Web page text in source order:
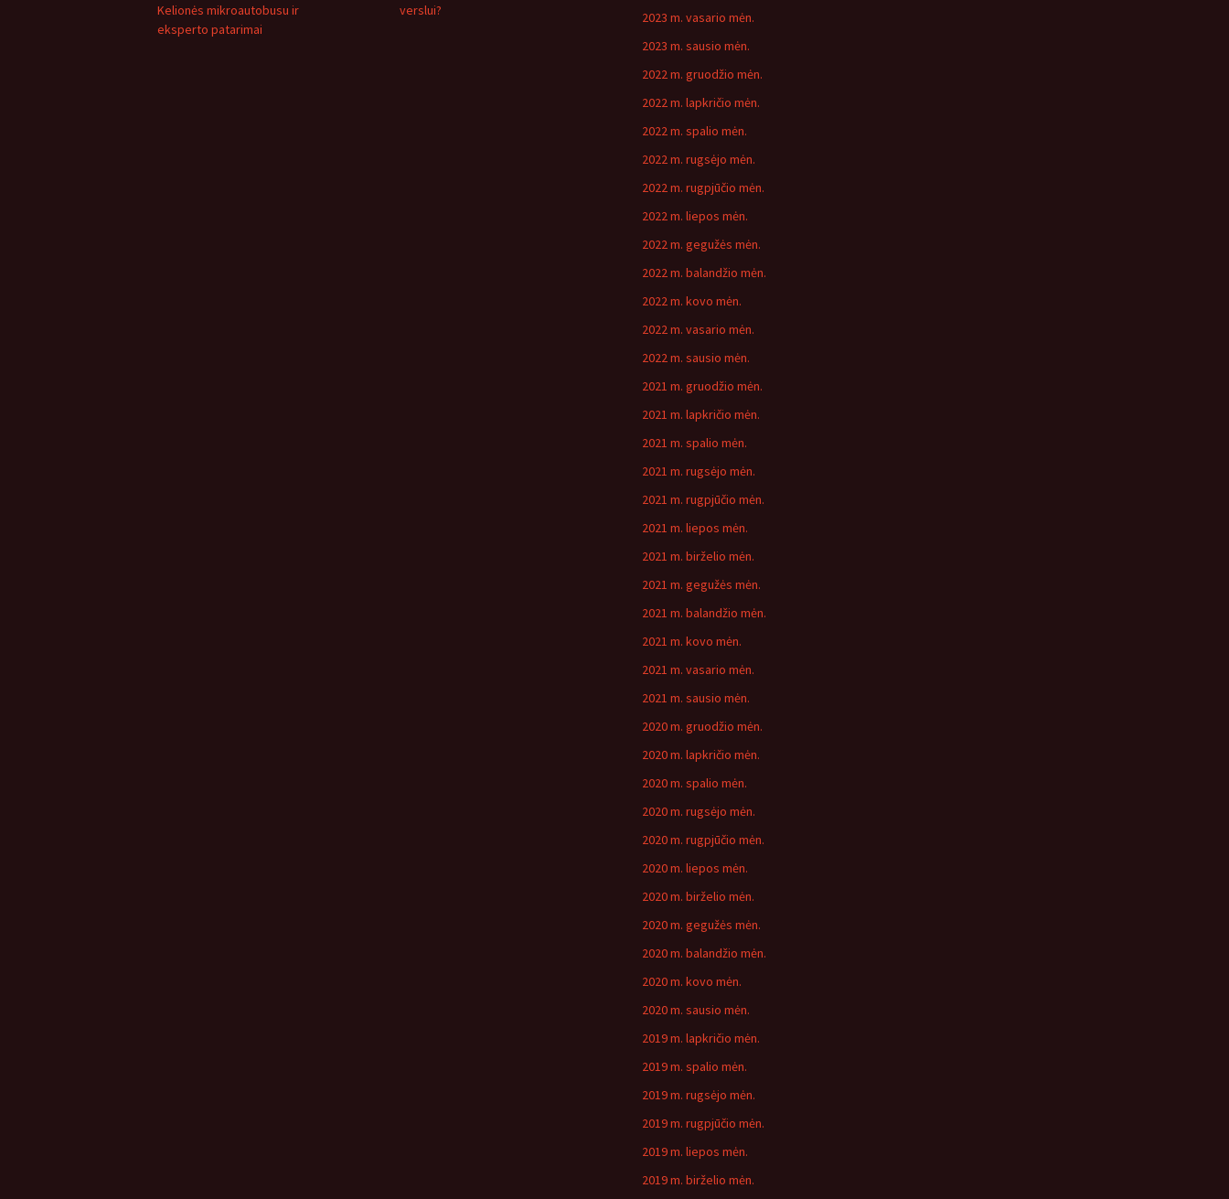
Kelionės mikroautobusu ir
eksperto patarimai
verslui?
2023 m. vasario mėn.
2023 m. sausio mėn.
2022 m. gruodžio mėn.
2022 m. lapkričio mėn.
2022 m. spalio mėn.
2022 m. rugsėjo mėn.
2022 m. rugpjūčio mėn.
2022 m. liepos mėn.
2022 m. gegužės mėn.
2022 m. balandžio mėn.
2022 m. kovo mėn.
2022 m. vasario mėn.
2022 m. sausio mėn.
2021 m. gruodžio mėn.
2021 m. lapkričio mėn.
2021 m. spalio mėn.
2021 m. rugsėjo mėn.
2021 m. rugpjūčio mėn.
2021 m. liepos mėn.
2021 m. birželio mėn.
2021 m. gegužės mėn.
2021 m. balandžio mėn.
2021 m. kovo mėn.
2021 m. vasario mėn.
2021 m. sausio mėn.
2020 m. gruodžio mėn.
2020 m. lapkričio mėn.
2020 m. spalio mėn.
2020 m. rugsėjo mėn.
2020 m. rugpjūčio mėn.
2020 m. liepos mėn.
2020 m. birželio mėn.
2020 m. gegužės mėn.
2020 m. balandžio mėn.
2020 m. kovo mėn.
2020 m. sausio mėn.
2019 m. lapkričio mėn.
2019 m. spalio mėn.
2019 m. rugsėjo mėn.
2019 m. rugpjūčio mėn.
2019 m. liepos mėn.
2019 m. birželio mėn.